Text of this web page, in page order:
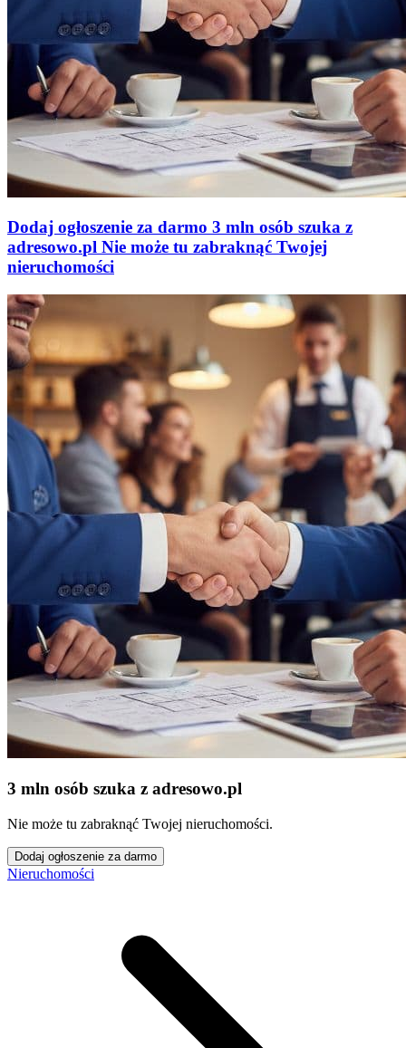
Dodaj ogłoszenie za darmo 3 mln osób szuka z
adresowo.pl Nie może tu zabraknąć Twojej
nieruchomości
3 mln osób szuka z adresowo.pl
Nie może tu zabraknąć Twojej nieruchomości.
Dodaj ogłoszenie za darmo
Nieruchomości